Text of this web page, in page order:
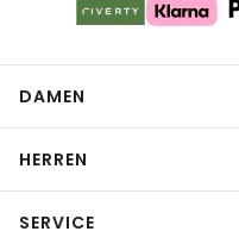
DAMEN
HERREN
SERVICE